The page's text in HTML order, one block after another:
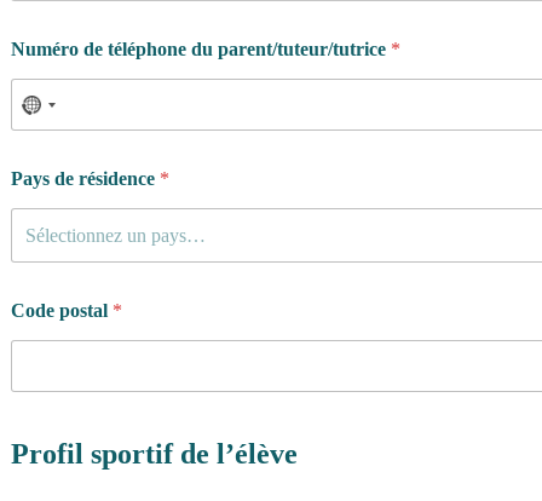
Numéro de téléphone du parent/tuteur/tutrice *
Pays de résidence *
Sélectionnez un pays…
Code postal *
Profil sportif de l’élève